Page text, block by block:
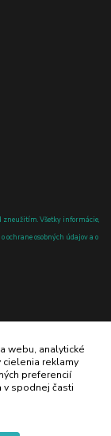
zneužitím. Všetky informácie,
ochrane osobných údajov a o
webu, analytické
cielenia reklamy
preferencií
v spodnej časti